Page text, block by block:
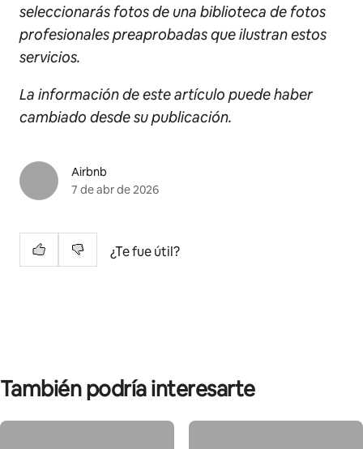
seleccionarás fotos de una biblioteca de fotos
profesionales preaprobadas que ilustran estos
servicios.
La información de este artículo puede haber
cambiado desde su publicación.
Airbnb
7 de abr de 2026
¿Te fue útil?
También podría interesarte